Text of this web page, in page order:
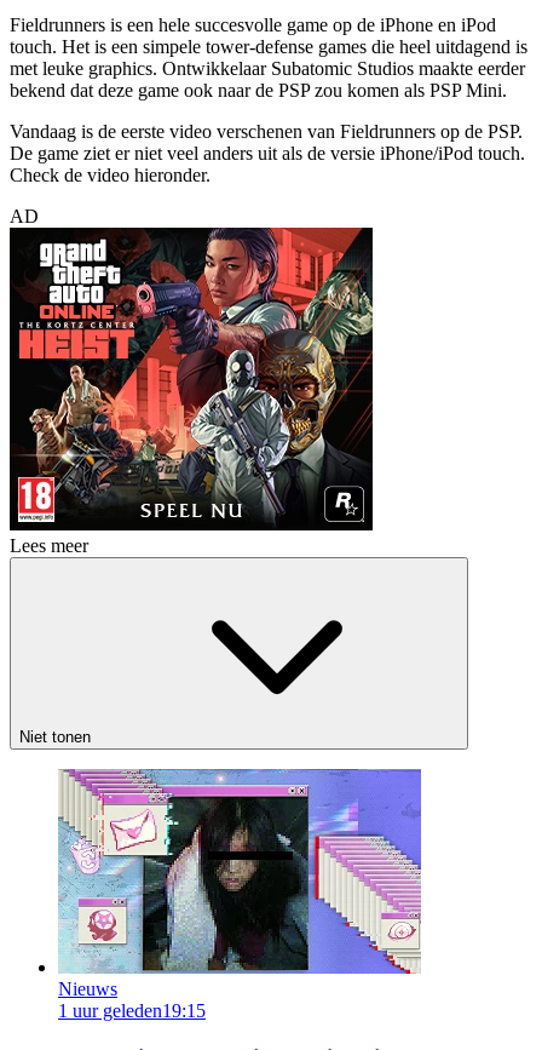
Fieldrunners is een hele succesvolle game op de iPhone en iPod
touch. Het is een simpele tower-defense games die heel uitdagend is
met leuke graphics. Ontwikkelaar Subatomic Studios maakte eerder
bekend dat deze game ook naar de PSP zou komen als PSP Mini.
Vandaag is de eerste video verschenen van Fieldrunners op de PSP.
De game ziet er niet veel anders uit als de versie iPhone/iPod touch.
Check de video hieronder.
AD
Lees meer
Niet tonen
Nieuws
1 uur geleden19:15